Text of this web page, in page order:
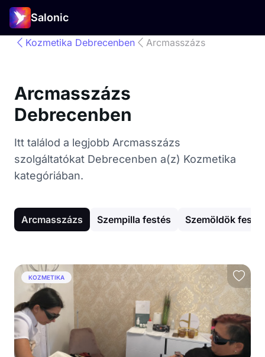
Salonic
Kozmetika Debrecenben Arcmasszázs
Arcmasszázs
Debrecenben
Itt találod a legjobb Arcmasszázs
szolgáltatókat Debrecenben a(z) Kozmetika
kategóriában.
Arcmasszázs Szempilla festés Szemöldök
KOZMETIKA